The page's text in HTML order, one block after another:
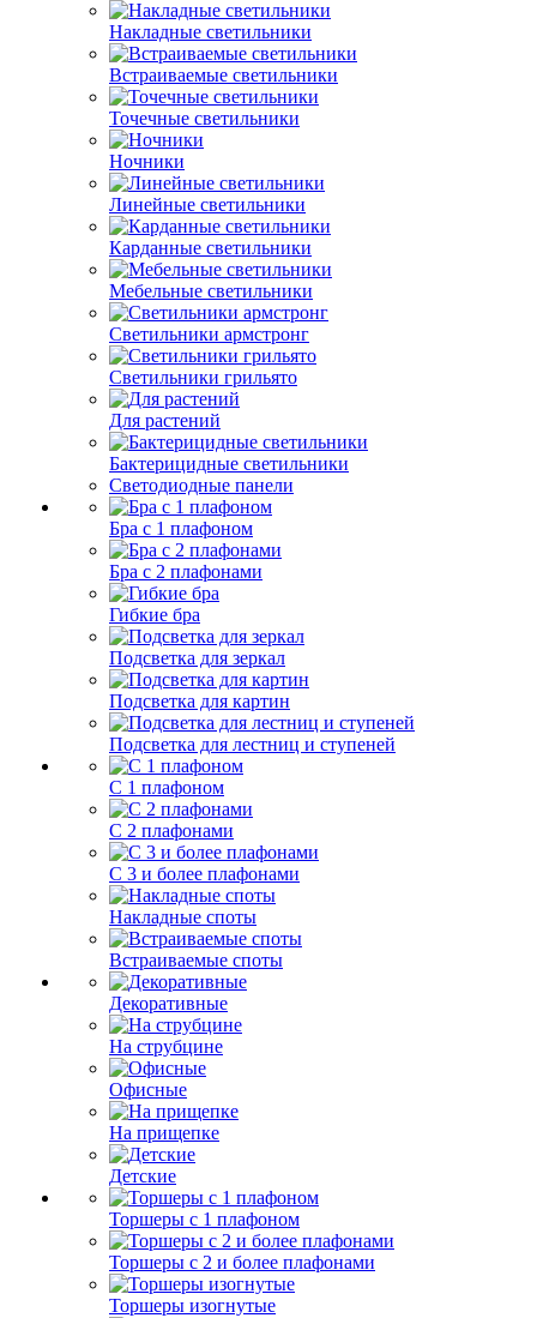
Накладные светильники
Встраиваемые светильники
Точечные светильники
Ночники
Линейные светильники
Карданные светильники
Мебельные светильники
Светильники армстронг
Светильники грильято
Для растений
Бактерицидные светильники
Светодиодные панели
Бра с 1 плафоном
Бра с 2 плафонами
Гибкие бра
Подсветка для зеркал
Подсветка для картин
Подсветка для лестниц и ступеней
С 1 плафоном
С 2 плафонами
С 3 и более плафонами
Накладные споты
Встраиваемые споты
Декоративные
На струбцине
Офисные
На прищепке
Детские
Торшеры с 1 плафоном
Торшеры с 2 и более плафонами
Торшеры изогнутые